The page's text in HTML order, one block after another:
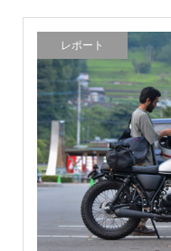
レポート